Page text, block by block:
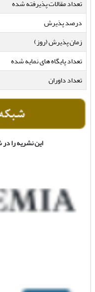
تعداد مقالات پذیرفته شده
درصد پذیرش
زمان پذیرش (روز)
تعداد پایگاه های نمایه شده
تعداد داوران
این نشریه را